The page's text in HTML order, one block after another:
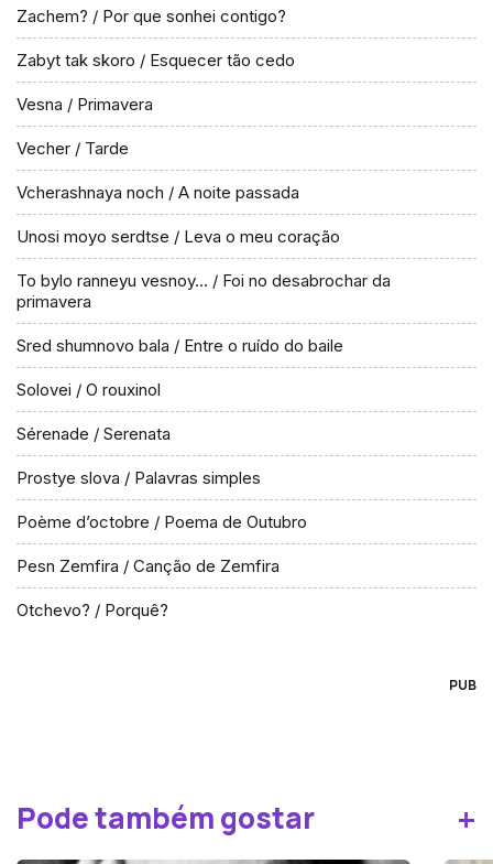
Zachem? / Por que sonhei contigo?
Zabyt tak skoro / Esquecer tão cedo
Vesna / Primavera
Vecher / Tarde
Vcherashnaya noch / A noite passada
Unosi moyo serdtse / Leva o meu coração
To bylo ranneyu vesnoy… / Foi no desabrochar da
primavera
Sred shumnovo bala / Entre o ruído do baile
Solovei / O rouxinol
Sérenade / Serenata
Prostye slova / Palavras simples
Poème d’octobre / Poema de Outubro
Pesn Zemfira / Canção de Zemfira
Otchevo? / Porquê?
PUB
Pode também gostar +